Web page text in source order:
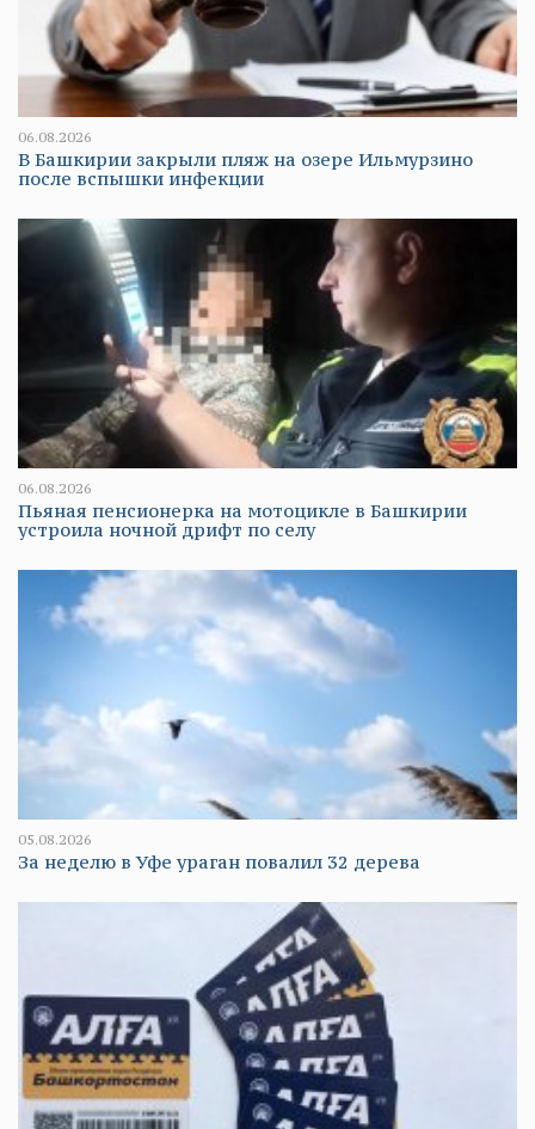
06.08.2026
В Башкирии закрыли пляж на озере Ильмурзино
после вспышки инфекции
06.08.2026
Пьяная пенсионерка на мотоцикле в Башкирии
устроила ночной дрифт по селу
05.08.2026
За неделю в Уфе ураган повалил 32 дерева